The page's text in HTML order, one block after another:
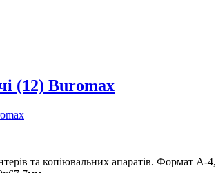
(12) Buromax
та копіювальних апаратів. Формат А-4,